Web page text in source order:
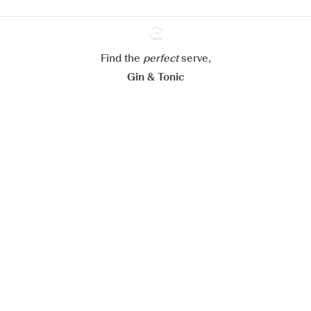
Ginventory
Find the perfectserve,
Gin & Tonic
Refuser tout Accepter tout